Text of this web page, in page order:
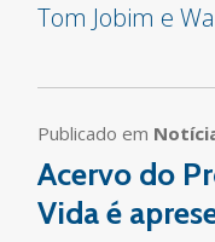
Tom Jobim e
Publicado em
Acervo do
Vida é